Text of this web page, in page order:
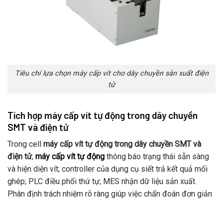
Tiêu chí lựa chọn máy cấp vít cho dây chuyền sản xuất điện
tử
Tích hợp máy cấp vít tự động trong dây chuyền
SMT và điện tử
Trong cell máy cấp vít tự động trong dây chuyền SMT và
điện tử, máy cấp vít tự động thông báo trạng thái sẵn sàng
và hiện diện vít; controller của dụng cụ siết trả kết quả mối
ghép; PLC điều phối thứ tự; MES nhận dữ liệu sản xuất.
Phân định trách nhiệm rõ ràng giúp việc chẩn đoán đơn giản